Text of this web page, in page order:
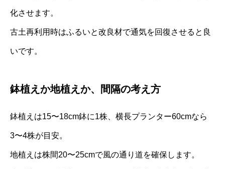
化させます。
古土再利用時はふるいと改良材で通気を回復させると良
いです。
鉢植えか地植えか、間隔の考え方
鉢植えは15〜18cm鉢に1株、横長プランター60cmなら
3〜4株が目安。
地植えは株間20〜25cmで風の通り道を確保します。